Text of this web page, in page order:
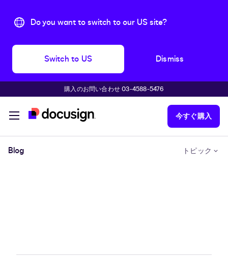
Do you want to switch to our US site?
Switch to US Dismiss
購入のお問い合わせ 03-4588-5476
今すぐ購入
Blog トピック